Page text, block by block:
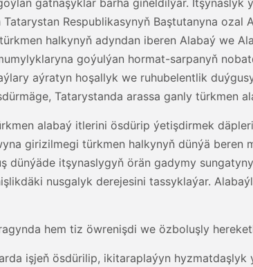
gatnaşyklar barha giňeldilýär.
Respublikasynyň Baştutanyna
halkynyň adyndan iberen Alabaý we
goýulýan hormat-sarpanyň
aýratyn hoşallyk we ruhubelentlik
Tatarystanda arassa ganly türkmen
alabaý itlerini ösdürip ýetişdirmek
girizilmegi türkmen halkynyň dünýä
dünýäde itşynaslygyň örän gadymy
nusgalyk derejesini tassyklaýar.
hem tiz öwrenişdi we özboluşly
işjeň ösdürilip, ikitaraplaýyn hyzmatdaşlyk